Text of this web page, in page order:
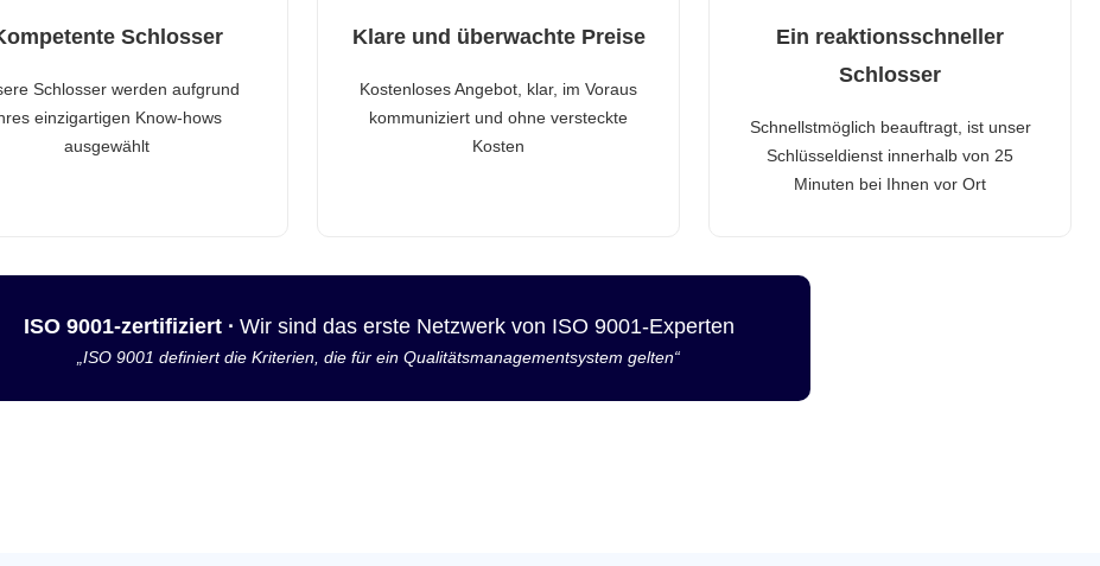
Schlosser
Schlosser werden aufgrund
einzigartigen Know-hows
ausgewählt
Klare und überwachte Preise
Kostenloses Angebot, klar, im Voraus
kommuniziert und ohne versteckte
Kosten
Ein reaktionsschneller
Schlosser
Schnellstmöglich beauftragt, ist unser
Schlüsseldienst innerhalb von 25
Minuten bei Ihnen vor Ort
ISO 9001-zertifiziert · Wir sind das erste Netzwerk von ISO 9001-Experten
„ISO 9001 definiert die Kriterien, die für ein Qualitätsmanagementsystem gelten“